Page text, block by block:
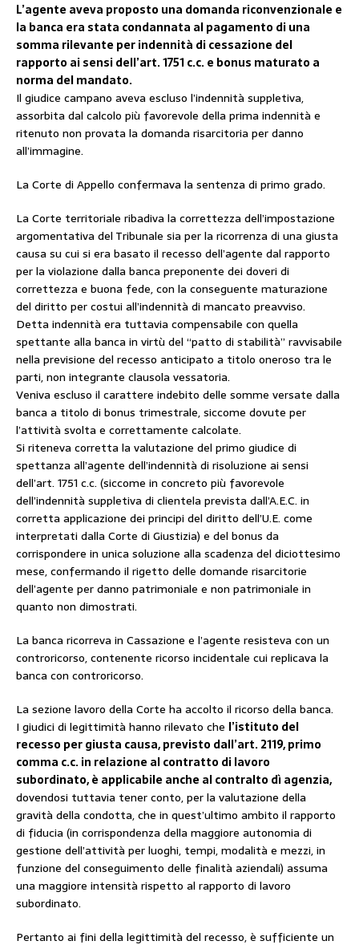
L’agente aveva proposto una domanda riconvenzionale e
la banca era stata condannata al pagamento di una
somma rilevante per indennità di cessazione del
rapporto ai sensi dell’art. 1751 c.c. e bonus maturato a
norma del mandato.
Il giudice campano aveva escluso l’indennità suppletiva,
assorbita dal calcolo più favorevole della prima indennità e
ritenuto non provata la domanda risarcitoria per danno
all’immagine.
La Corte di Appello confermava la sentenza di primo grado.
La Corte territoriale ribadiva la correttezza dell’impostazione
argomentativa del Tribunale sia per la ricorrenza di una giusta
causa su cui si era basato il recesso dell’agente dal rapporto
per la violazione dalla banca preponente dei doveri di
correttezza e buona fede, con la conseguente maturazione
del diritto per costui all’indennità di mancato preavviso.
Detta indennità era tuttavia compensabile con quella
spettante alla banca in virtù del “patto di stabilità” ravvisabile
nella previsione del recesso anticipato a titolo oneroso tra le
parti, non integrante clausola vessatoria.
Veniva escluso il carattere indebito delle somme versate dalla
banca a titolo di bonus trimestrale, siccome dovute per
l’attività svolta e correttamente calcolate.
Si riteneva corretta la valutazione del primo giudice di
spettanza all’agente dell’indennità di risoluzione ai sensi
dell’art. 1751 c.c. (siccome in concreto più favorevole
dell’indennità suppletiva di clientela prevista dall’A.E.C. in
corretta applicazione dei principi del diritto dell’U.E. come
interpretati dalla Corte di Giustizia) e del bonus da
corrispondere in unica soluzione alla scadenza del diciottesimo
mese, confermando il rigetto delle domande risarcitorie
dell’agente per danno patrimoniale e non patrimoniale in
quanto non dimostrati.
La banca ricorreva in Cassazione e l’agente resisteva con un
controricorso, contenente ricorso incidentale cui replicava la
banca con controricorso.
La sezione lavoro della Corte ha accolto il ricorso della banca.
I giudici di legittimità hanno rilevato che l’istituto del
recesso per giusta causa, previsto dall’art. 2119, primo
comma c.c. in relazione al contratto di lavoro
subordinato, è applicabile anche al contralto dì agenzia,
dovendosi tuttavia tener conto, per la valutazione della
gravità della condotta, che in quest’ultimo ambito il rapporto
di fiducia (in corrispondenza della maggiore autonomia di
gestione dell’attività per luoghi, tempi, modalità e mezzi, in
funzione del conseguimento delle finalità aziendali) assuma
una maggiore intensità rispetto al rapporto di lavoro
subordinato.
Pertanto ai fini della legittimità del recesso, è sufficiente un